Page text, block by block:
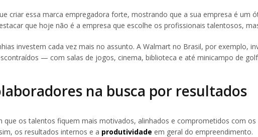
criar essa marca empregadora forte, mostrando que a sua empresa é um
que hoje não é a empresa que escolhe os profissionais talentosos,
investem cada vez mais no assunto. A Walmart no Brasil, por exemplo,
— com salas de jogos, cinema, biblioteca e até minicampo de
na busca por resultados
que os talentos fiquem mais motivados, alinhados e comprometidos com os
os resultados internos e a produtividade em geral do empreendimento.